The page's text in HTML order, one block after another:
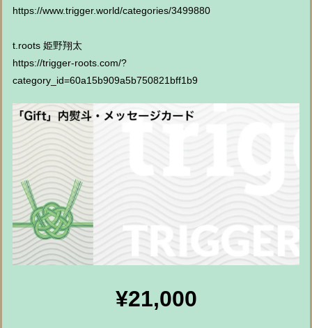
https://www.trigger.world/categories/3499880
t.roots 姫野翔太
https://trigger-roots.com/?
category_id=60a15b909a5b750821bff1b9
¥21,000